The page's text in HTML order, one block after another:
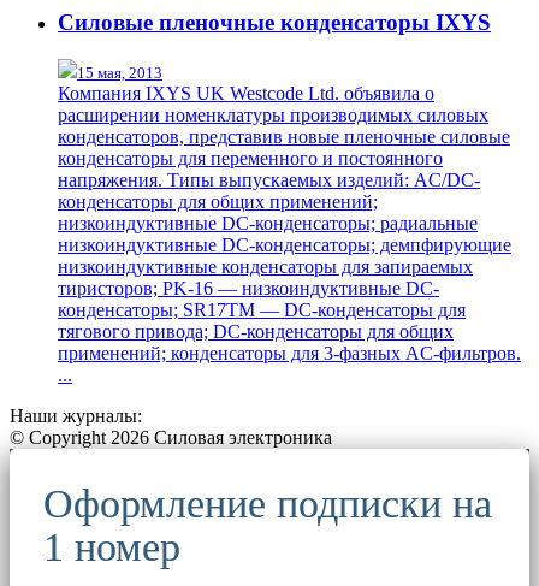
Силовые пленочные конденсаторы IXYS
15 мая, 2013
Компания IXYS UK Westcode Ltd. объявила о
расширении номенклатуры производимых силовых
конденсаторов, представив новые пленочные силовые
конденсаторы для переменного и постоянного
напряжения. Типы выпускаемых изделий: AC/DC-
конденсаторы для общих применений;
низкоиндуктивные DC-конденсаторы; радиальные
низкоиндуктивные DC-конденсаторы; демпфирующие
низкоиндуктивные конденсаторы для запираемых
тиристоров; PK-16 — низкоиндуктивные DC-
конденсаторы; SR17TM — DC-конденсаторы для
тягового привода; DC-конденсаторы для общих
применений; конденсаторы для 3-фазных AC-фильтров.
...
Наши журналы:
© Copyright 2026 Силовая электроника
Оформление подписки на
1 номер